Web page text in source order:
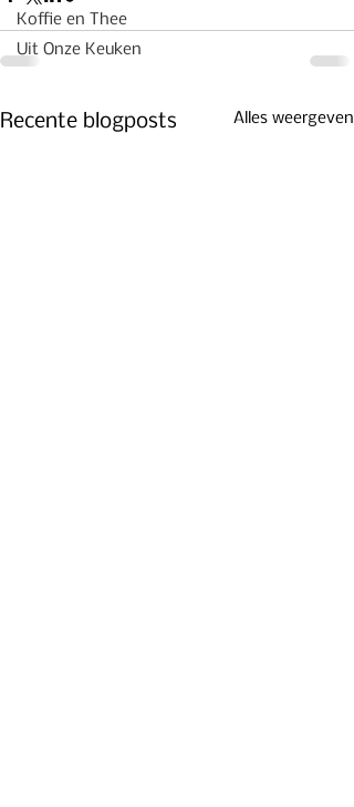
Koffie en Thee
Uit Onze Keuken
Recente blogposts Alles weergeven